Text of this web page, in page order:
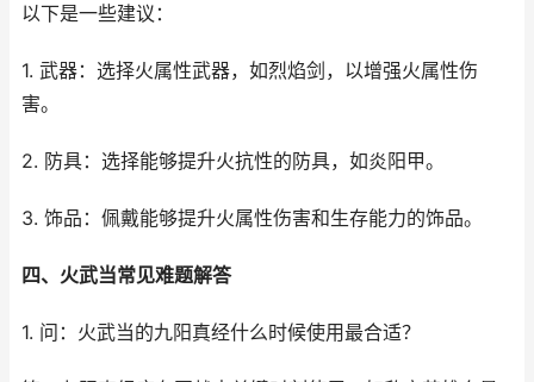
以下是一些建议：
1. 武器：选择火属性武器，如烈焰剑，以增强火属性伤
害。
2. 防具：选择能够提升火抗性的防具，如炎阳甲。
3. 饰品：佩戴能够提升火属性伤害和生存能力的饰品。
四、火武当常见难题解答
1. 问：火武当的九阳真经什么时候使用最合适？